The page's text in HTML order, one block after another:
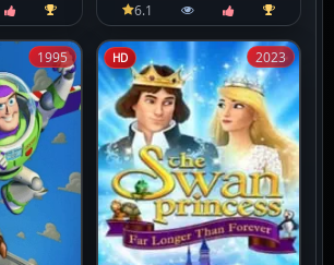
6.1
1995 HD 2023